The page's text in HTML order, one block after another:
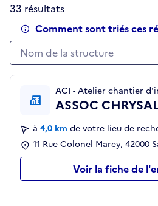
33 résultats
Comment sont triés ces
Nom de la structure
Nom de la structure
ACI - Atelier chantier
ASSOC
à 4,0 km de votre lieu de
11 Rue Colonel Marey, 42000
Voir la fiche de